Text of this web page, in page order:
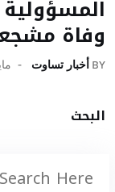
وفاة
BY أخبار تساوت مايو
البحث